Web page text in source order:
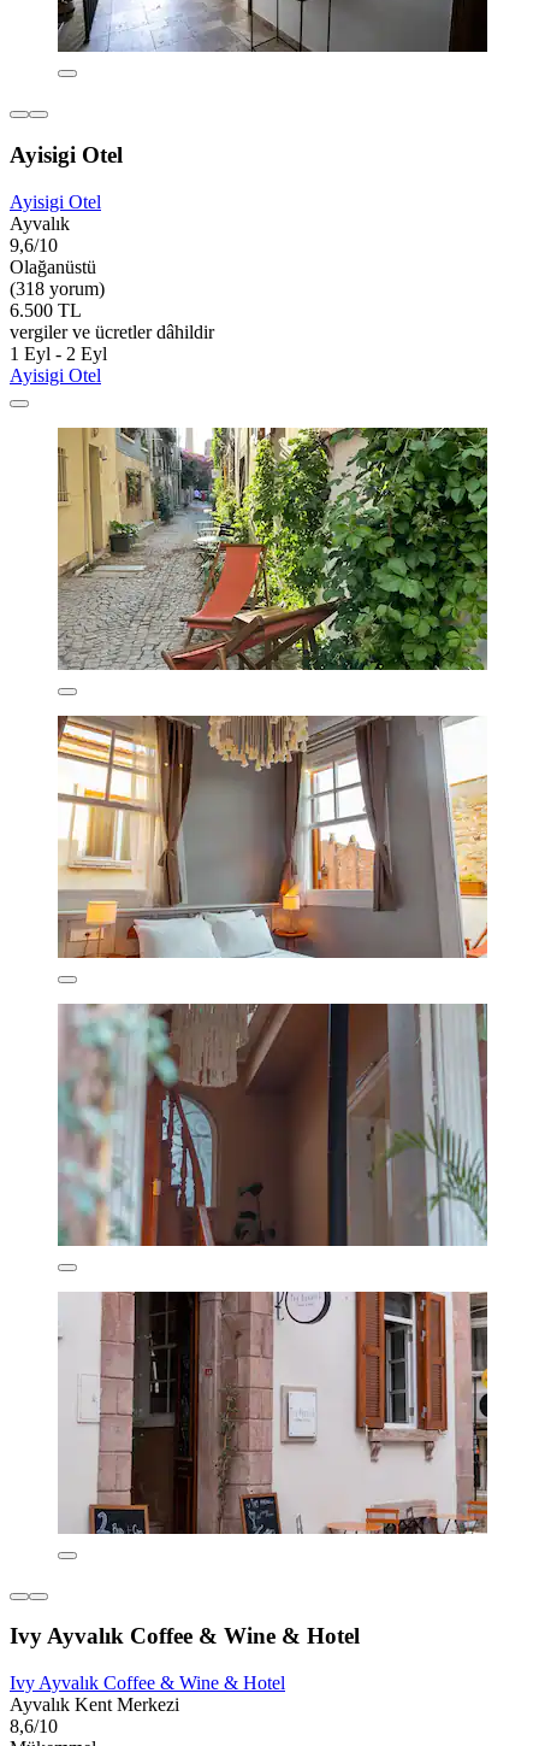
Ayisigi Otel
Ayisigi Otel
Ayvalık
9,6/10
Olağanüstü
(318 yorum)
6.500 TL
vergiler ve ücretler dâhildir
1 Eyl - 2 Eyl
Ayisigi Otel
Ivy Ayvalık Coffee & Wine & Hotel
Ivy Ayvalık Coffee & Wine & Hotel
Ayvalık Kent Merkezi
8,6/10